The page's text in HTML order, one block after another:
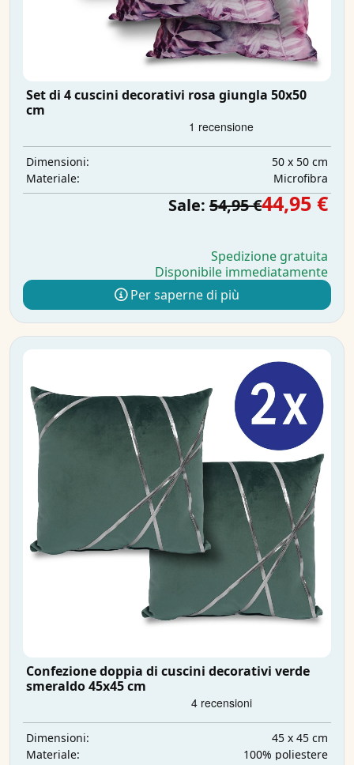
Set di 4 cuscini decorativi rosa giungla 50x50
cm
Dimensioni:
50 x 50 cm
Materiale:
Microfibra
Sale: 54,95 €44,95 €
Spedizione gratuita
Disponibile immediatamente
Per saperne di più
Confezione doppia di cuscini decorativi verde
smeraldo 45x45 cm
Dimensioni:
45 x 45 cm
Materiale:
100% poliestere